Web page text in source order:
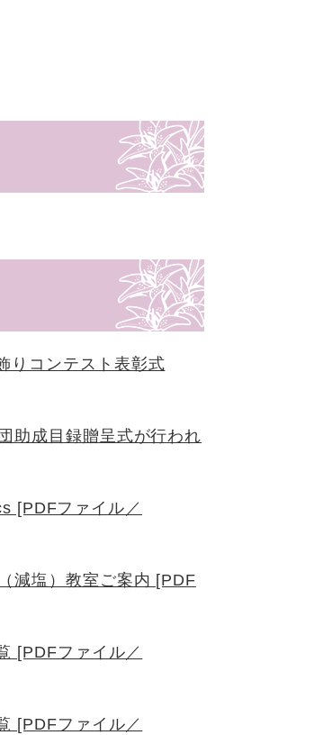
りコンテスト表彰式
助成目録贈呈式が行われ
[PDFファイル／
減塩）教室ご案内 [PDF
[PDFファイル／
[PDFファイル／